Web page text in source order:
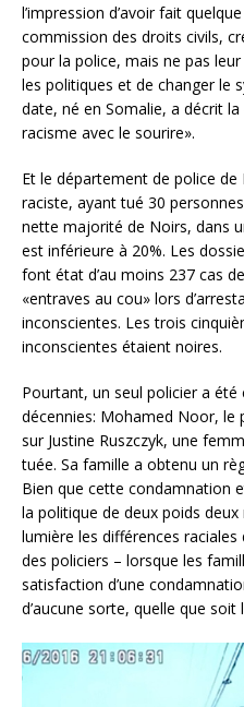
l’impression d’avoir fait
commission des droits civils,
pour la police, mais ne pas
les politiques et de changer le
date, né en Somalie, a décrit
racisme avec le sourire».
Et le département de police
raciste, ayant tué 30
nette majorité de Noirs, dans
est inférieure à 20%. Les
font état d’au moins 237 cas
«entraves au cou» lors
inconscientes. Les trois
inconscientes étaient noires.
Pourtant, un seul policier a été
décennies: Mohamed Noor, le
sur Justine Ruszczyk, une
tuée. Sa famille a obtenu un
Bien que cette condamnation
la politique de deux poids
lumière les différences
des policiers – lorsque les
satisfaction d’une
d’aucune sorte, quelle que